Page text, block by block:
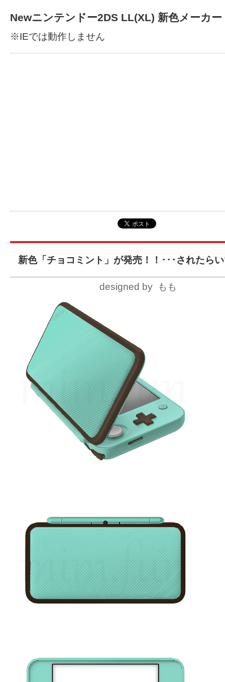
Newニンテンドー2DS LL(XL) 新色メーカー
※IEでは動作しません
新色「チョコミント」が発売！！･･･されたら
designed by もも